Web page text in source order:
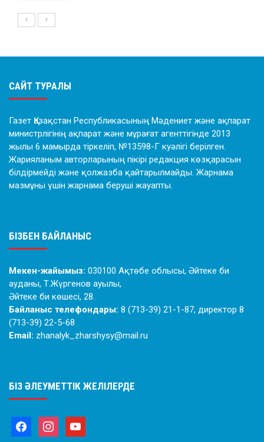
САЙТ ТУРАЛЫ
Газет Қазақстан Республикасының Мәдениет және ақпарат
министрлігінің ақпарат және мұрағат агенттігінде 2013
жылы 6 мамырда тіркеліп, №13598-Г куәлігі берілген.
Жарияланым авторларының пікірі редакция көзқарасын
білдірмейді және қолжазба қайтарылмайды. Жарнама
мазмұны үшін жарнама беруші жауапты.
БІЗБЕН БАЙЛАНЫС
Мекен-жайымыз: 030100 Ақтөбе облысы, Әйтеке би
ауданы, Т.Жүргенов ауылы,
Әйтеке би көшесі, 28.
Байланыс телефондары: 8 (713-39) 21-1-87, директор 8
(713-39) 22-5-68
Email: zhanalyk_zharshysy@mail.ru
БІЗ ӘЛЕУМЕТТІК ЖЕЛІЛЕРДЕ